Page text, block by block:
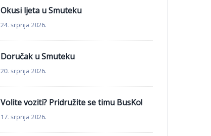
Okusi ljeta u Smuteku
24. srpnja 2026.
Doručak u Smuteku
20. srpnja 2026.
Volite voziti? Pridružite se timu BusKo!
17. srpnja 2026.